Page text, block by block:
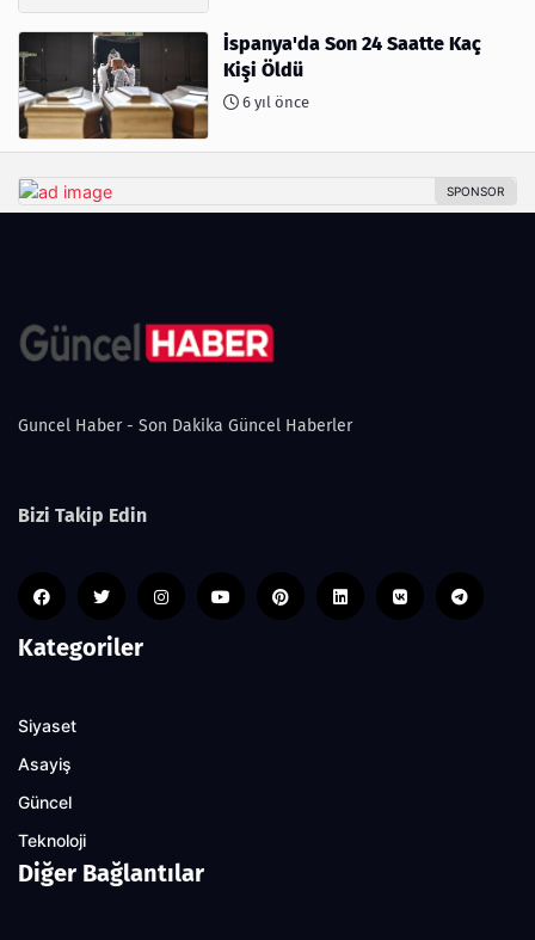
İspanya'da Son 24 Saatte Kaç
Kişi Öldü
6 yıl önce
Guncel Haber - Son Dakika Güncel Haberler
Bizi Takip Edin
Kategoriler
Siyaset
Asayiş
Güncel
Teknoloji
Diğer Bağlantılar